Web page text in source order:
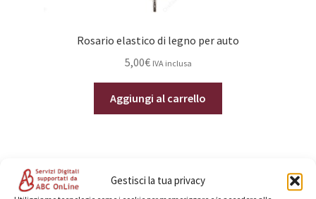
Gestisci la tua privacy
Rosario elastico di legno per auto
5,00€ IVA inclusa
Aggiungi al carrello